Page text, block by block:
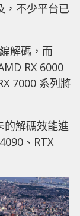
，不少平台已
解碼，而
RX 6000
7000 系列將
的解碼效能進
、RTX